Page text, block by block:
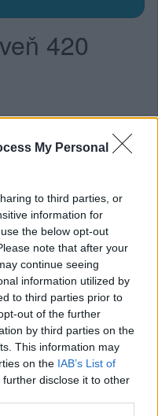
My Personal
to third parties, or
information for
the below opt-out
note that after your
continue seeing
information utilized by
to third parties prior to
out of the further
by third parties on the
This information may
on the IAB’s List of
further disclose it to other
420
DALŠÍ
hlasů, průměr:3,60z 5